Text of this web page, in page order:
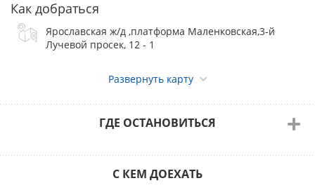
Как добраться
Ярославская ж/д ,платформа Маленковская,3-й
Лучевой просек, 12 - 1
Развернуть карту
ГДЕ ОСТАНОВИТЬСЯ
С КЕМ ДОЕХАТЬ